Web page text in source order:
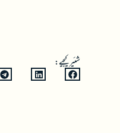
شئیر کیجیے: